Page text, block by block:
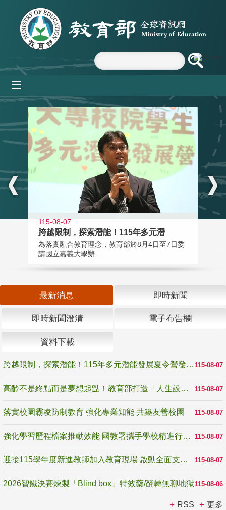
跳到主要內容區塊
:::
115-08-07
跨越限制，探索潛能！115年多元潛
為落實融合教育理念，教育部於8月4日至7日委
請國立嘉義大學辦...
最新消息 即時新聞
即時新聞澄清 電子布告欄
資料下載
115-08-07
跨越限制，探索潛能！115年多元潛能發展夏令營發掘生命無限可能
115-08-07
高齡不是終點而是夢想起點！教育部打造「人生設計夢工場」 參展第3屆高齡健康產業博覽會
115-08-07
落實校園霸凌防制教育 強化專業知能 共築友善校園
115-08-07
強化學習歷程檔案推動效能 國教署攜手學校精進行政與教學支持
115-08-07
迎接115學年度新進教師加入教育現場 啟動全面支持陪伴
115-08-06
2026智鐵決賽煉製「Blind box」特效藥/翻轉無聊地獄
RSS 更多